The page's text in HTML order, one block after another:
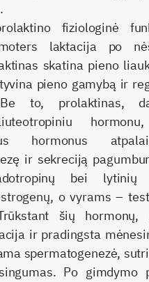
fiziologinė
laktacija po
skatina pieno
pieno gamybą ir
Be to, prolaktinas,
hormonus
ir sekreciją
bei lytinių
o vyrams –
šių hormonų,
ir pradingsta
spermatogenezė,
Po gimdymo